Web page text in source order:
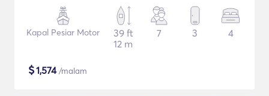
Kapal Pesiar Motor
39 ft
12 m
7 3 4
$1,574/malam